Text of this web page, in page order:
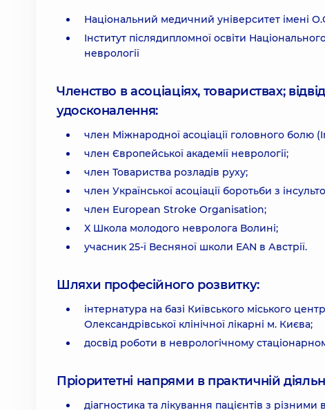
Національний медичний університет імені
Інститут післядипломної освіти
неврології
Членство в асоціаціях, товариствах;
удосконалення:
член Міжнародної асоціації головного болю
член Європейської академії неврології;
член Товариства розладів руху;
член Української асоціації боротьби з
член European Stroke Organisation;
X Школа молодого невролога Волині;
учасник 25-ї Весняної школи EAN в Австрії.
Шляхи професійного розвитку:
інтернатура на базі Київського міського
Олександрівської клінічної лікарні м. Києва;
досвід роботи в неврологічному
Пріоритетні напрями в практичній
діагностика та лікування пацієнтів з